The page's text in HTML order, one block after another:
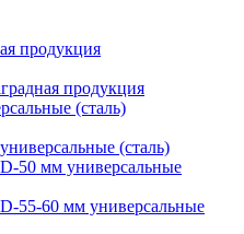
продукция
продукция
(сталь)
(сталь)
50 мм универсальные
55-60 мм универсальные